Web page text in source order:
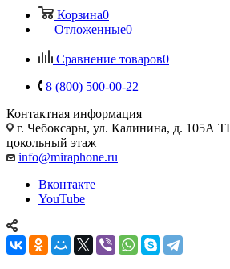
Корзина0
Отложенные0
Сравнение товаров0
8 (800) 500-00-22
Контактная информация
г. Чебоксары, ул. Калинина, д.
цокольный этаж
info@miraphone.ru
Вконтакте
YouTube